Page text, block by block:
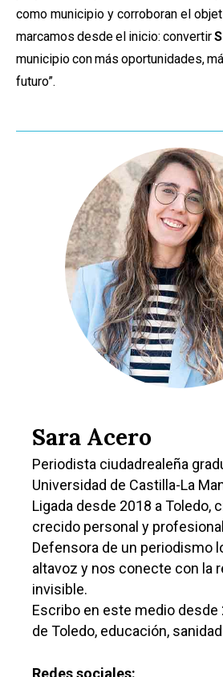
como municipio y corroboran el
marcamos desdeel inicio: convertir
municipioconmás oportunidades,
futuro”.
Sara Acero
Periodista ciudadrealeña
Universidad de Castilla-La
Ligada desde 2018 a Toledo,
crecido personal y
Defensora de un periodismo
altavoz y nos conecte con la
invisible.
Escribo en este medio
de Toledo, educación,
Redes sociales: